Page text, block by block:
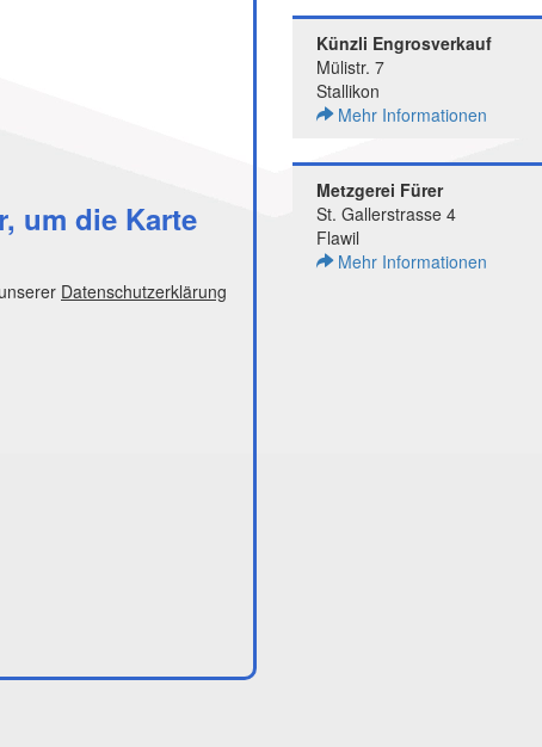
um die Karte
Datenschutzerklärung
Künzli Engrosverkauf
Mülistr. 7
Stallikon
Mehr Informationen
Metzgerei Fürer
St. Gallerstrasse 4
Flawil
Mehr Informationen